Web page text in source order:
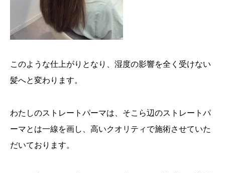
このような仕上がりとなり、湿度の影響を全く受けない
髪へと変わります。
わたしのストレートパーマは、そこら辺のストレートパ
ーマとは一線を画し、高いクオリティで施術させていた
だいております。